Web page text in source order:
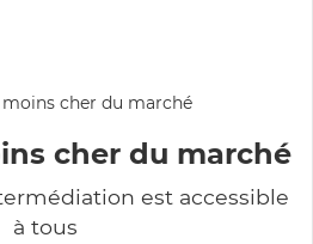
cher du marché
est accessible
à tous